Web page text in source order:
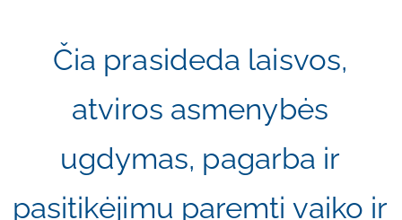
Čia prasideda laisvos,
atviros asmenybės
ugdymas, pagarba ir
pasitikėjimu paremti vaiko ir